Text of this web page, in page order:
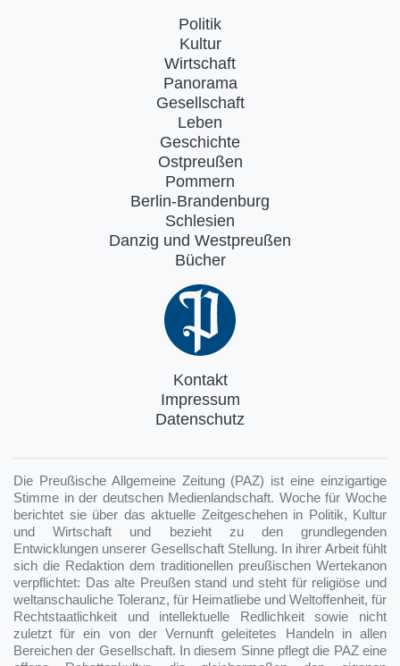
Politik
Kultur
Wirtschaft
Panorama
Gesellschaft
Leben
Geschichte
Ostpreußen
Pommern
Berlin-Brandenburg
Schlesien
Danzig und Westpreußen
Bücher
Kontakt
Impressum
Datenschutz
Die Preußische Allgemeine Zeitung (PAZ) ist eine einzigartige
Stimme in der deutschen Medienlandschaft. Woche für Woche
berichtet sie über das aktuelle Zeitgeschehen in Politik, Kultur
und Wirtschaft und bezieht zu den grundlegenden
Entwicklungen unserer Gesellschaft Stellung. In ihrer Arbeit fühlt
sich die Redaktion dem traditionellen preußischen Wertekanon
verpflichtet: Das alte Preußen stand und steht für religiöse und
weltanschauliche Toleranz, für Heimatliebe und Weltoffenheit, für
Rechtstaatlichkeit und intellektuelle Redlichkeit sowie nicht
zuletzt für ein von der Vernunft geleitetes Handeln in allen
Bereichen der Gesellschaft. In diesem Sinne pflegt die PAZ eine